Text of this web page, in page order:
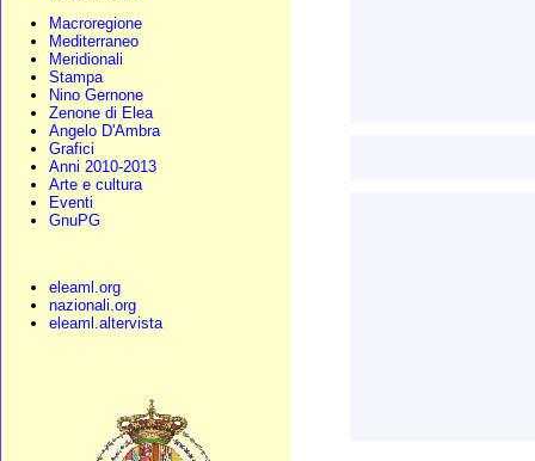
Macroregione
Mediterraneo
Meridionali
Stampa
Nino Gernone
Zenone di Elea
Angelo D'Ambra
Grafici
Anni 2010-2013
Arte e cultura
Eventi
GnuPG
eleaml.org
nazionali.org
eleaml.altervista